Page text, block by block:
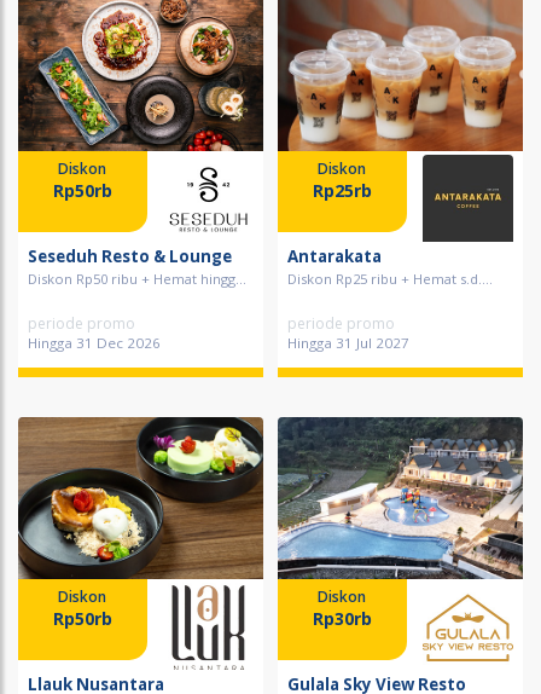
Diskon
Rp50rb
Seseduh Resto & Lounge
Diskon Rp50 ribu + Hemat hingg...
periode promo
Hingga 31 Dec 2026
Diskon
Rp25rb
Antarakata
Diskon Rp25 ribu + Hemat s.d....
periode promo
Hingga 31 Jul 2027
Diskon
Rp50rb
Llauk Nusantara
Diskon
Rp30rb
Gulala Sky View Resto